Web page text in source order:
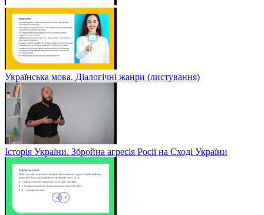
Українська мова. Діалогічні жанри (листування)
Історія України. Збройна агресія Росії на Сході України